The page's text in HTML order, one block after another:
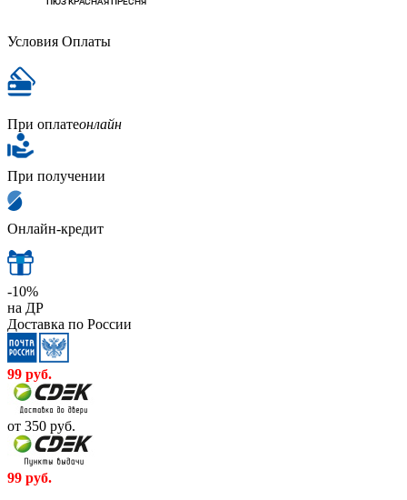
Условия Оплаты
При оплатеонлайн
При получении
Онлайн-кредит
-10%
на ДР
Доставка по России
99 руб.
от 350 руб.
99 руб.